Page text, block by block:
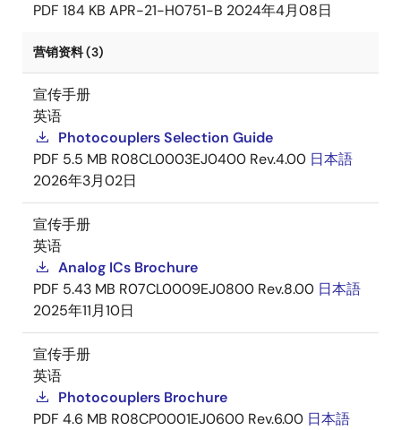
PDF 184 KB APR-21-H0751-B 2024年4月08日
营销资料 (3)
宣传手册
英语
Photocouplers Selection Guide
PDF 5.5 MB R08CL0003EJ0400 Rev.4.00 日本語
2026年3月02日
宣传手册
英语
Analog ICs Brochure
PDF 5.43 MB R07CL0009EJ0800 Rev.8.00 日本語
2025年11月10日
宣传手册
英语
Photocouplers Brochure
PDF 4.6 MB R08CP0001EJ0600 Rev.6.00 日本語